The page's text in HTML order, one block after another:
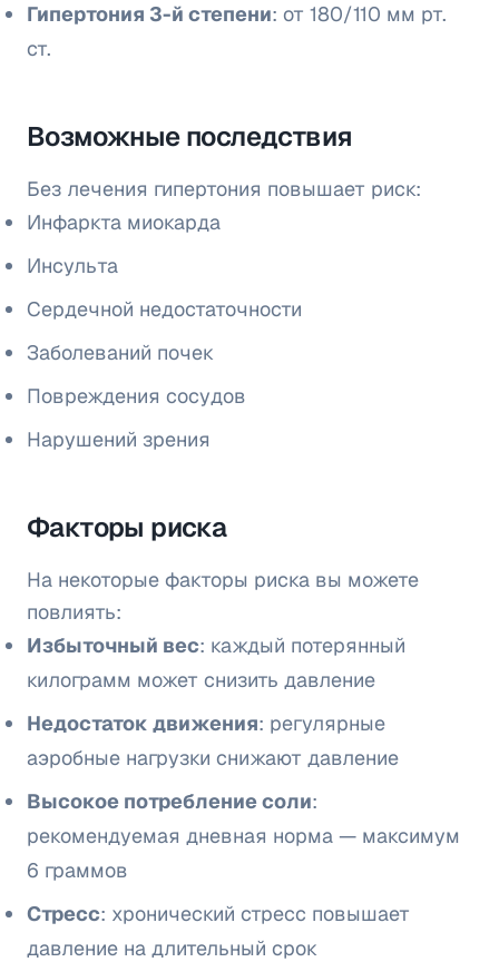
Гипертония 3-й степени: от 180/110 мм рт.
ст.
Возможные последствия
Без лечения гипертония повышает риск:
Инфаркта миокарда
Инсульта
Сердечной недостаточности
Заболеваний почек
Повреждения сосудов
Нарушений зрения
Факторы риска
На некоторые факторы риска вы можете
повлиять:
Избыточный вес: каждый потерянный
килограмм может снизить давление
Недостаток движения: регулярные
аэробные нагрузки снижают давление
Высокое потребление соли:
рекомендуемая дневная норма — максимум
6 граммов
Стресс: хронический стресс повышает
давление на длительный срок